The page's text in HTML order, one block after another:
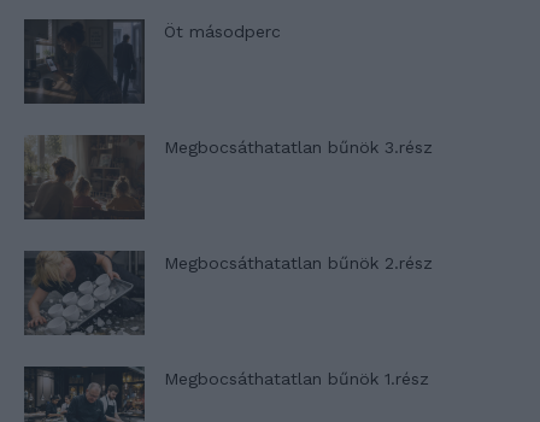
Öt másodperc
Megbocsáthatatlan bűnök 3.rész
Megbocsáthatatlan bűnök 2.rész
Megbocsáthatatlan bűnök 1.rész